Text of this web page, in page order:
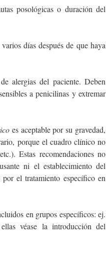
posológicas o duración del
días después de que haya
alergias del paciente. Deben
a penicilinas y extremar
es aceptable por su gravedad,
porque el cuadro clínico no
Estas recomendaciones no
ni el establecimiento del
el tratamiento específico en
en grupos específicos: ej.
véase la introducción del